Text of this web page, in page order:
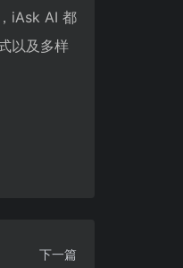
iAsk AI 都
以及多样
下一篇